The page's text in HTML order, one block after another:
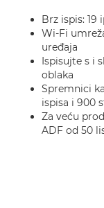
Brz ispis: 19
Wi-Fi
uređaja
Ispisujte s i
oblaka
Spremnici
ispisa i 900
Za veću
ADF od 50